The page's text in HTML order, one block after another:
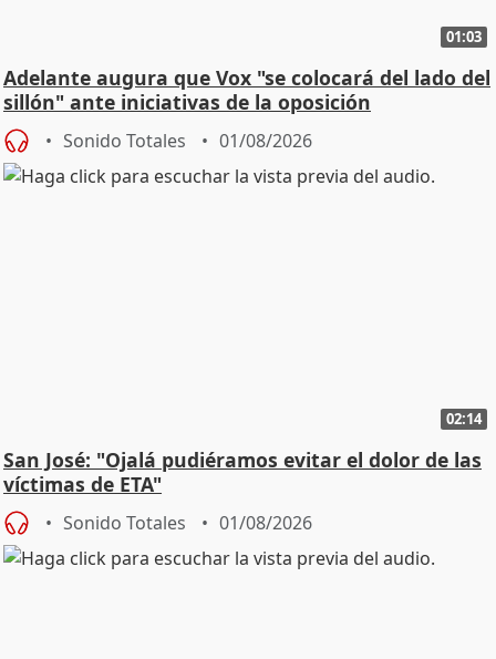
01:03
Adelante augura que Vox "se colocará del lado del
sillón" ante iniciativas de la oposición
Sonido Totales 01/08/2026
02:14
San José: "Ojalá pudiéramos evitar el dolor de las
víctimas de ETA"
Sonido Totales 01/08/2026